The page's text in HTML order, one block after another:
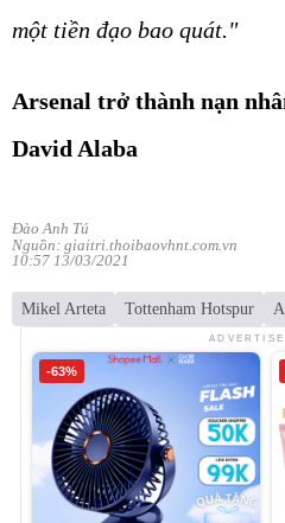
một tiền đạo bao quát."
Arsenal trở thành nạn
David Alaba
Đào Anh Tú
Nguồn: giaitri.thoibaovhnt.com.vn
10:57 13/03/2021
Mikel Arteta Tottenham Hotspur
-63%